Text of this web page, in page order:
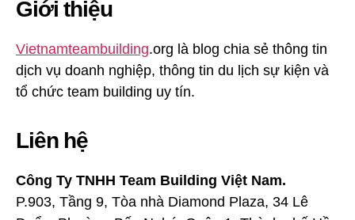
Giới thiệu
Vietnamteambuilding.org là blog chia sẻ thông tin
dịch vụ doanh nghiệp, thông tin du lịch sự kiện và
tổ chức team building uy tín.
Liên hệ
Công Ty TNHH Team Building Việt Nam.
P.903, Tầng 9, Tòa nhà Diamond Plaza, 34 Lê